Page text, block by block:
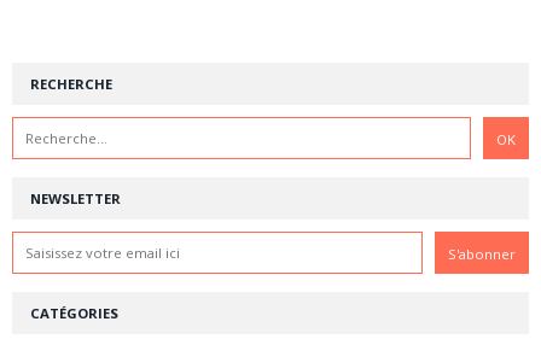
NEWSLETTER
RECHERCHE
CATÉGORIES